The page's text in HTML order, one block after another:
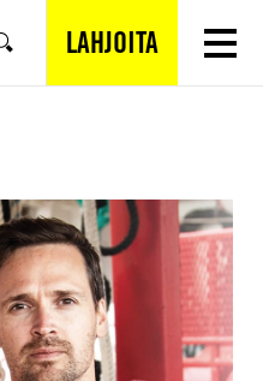
Hae LAHJOITA